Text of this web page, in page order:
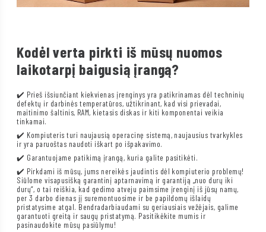
Kodėl verta pirkti iš mūsų nuomos
laikotarpį baigusią įrangą?
✔️ Prieš išsiunčiant kiekvienas įrenginys yra patikrinamas dėl techninių
defektų ir darbinės temperatūros, užtikrinant, kad visi prievadai,
maitinimo šaltinis, RAM, kietasis diskas ir kiti komponentai veikia
tinkamai.
✔️ Kompiuteris turi naujausią operacinę sistemą, naujausius tvarkykles
ir yra paruoštas naudoti iškart po išpakavimo.
✔️ Garantuojame patikimą įrangą, kuria galite pasitikėti.
✔️ Pirkdami iš mūsų, jums nereikės jaudintis dėl kompiuterio problemų!
Siūlome visapusišką garantinį aptarnavimą ir garantiją „nuo durų iki
durų“, o tai reiškia, kad gedimo atveju paimsime įrenginį iš jūsų namų,
per 3 darbo dienas jį suremontuosime ir be papildomų išlaidų
pristatysime atgal. Bendradarbiaudami su geriausiais vežėjais, galime
garantuoti greitą ir saugų pristatymą. Pasitikėkite mumis ir
pasinaudokite mūsų pasiūlymu!